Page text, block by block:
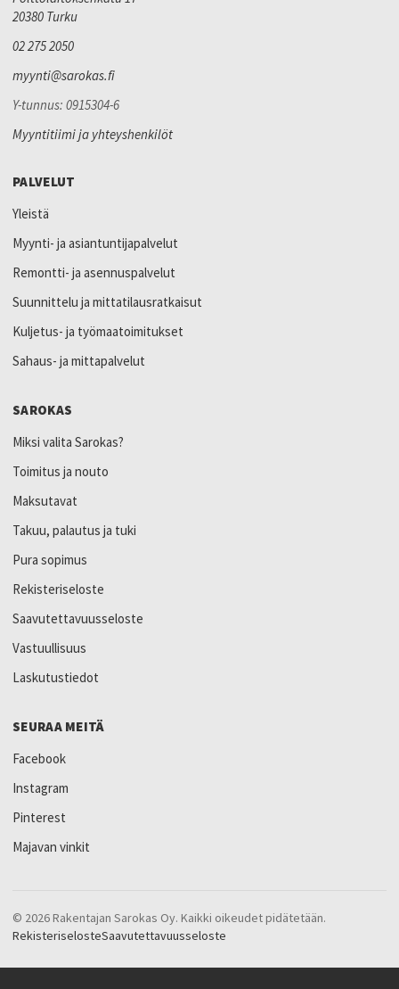
20380 Turku
02 275 2050
myynti@sarokas.fi
Y-tunnus: 0915304-6
Myyntitiimi ja yhteyshenkilöt
PALVELUT
Yleistä
Myynti- ja asiantuntijapalvelut
Remontti- ja asennuspalvelut
Suunnittelu ja mittatilausratkaisut
Kuljetus- ja työmaatoimitukset
Sahaus- ja mittapalvelut
SAROKAS
Miksi valita Sarokas?
Toimitus ja nouto
Maksutavat
Takuu, palautus ja tuki
Pura sopimus
Rekisteriseloste
Saavutettavuusseloste
Vastuullisuus
Laskutustiedot
SEURAA MEITÄ
Facebook
Instagram
Pinterest
Majavan vinkit
© 2026 Rakentajan Sarokas Oy. Kaikki oikeudet pidätetään.
RekisteriselosteSaavutettavuusseloste